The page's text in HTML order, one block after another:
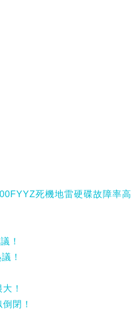
死機地雷硬碟故障率高
！
！
！
閉！